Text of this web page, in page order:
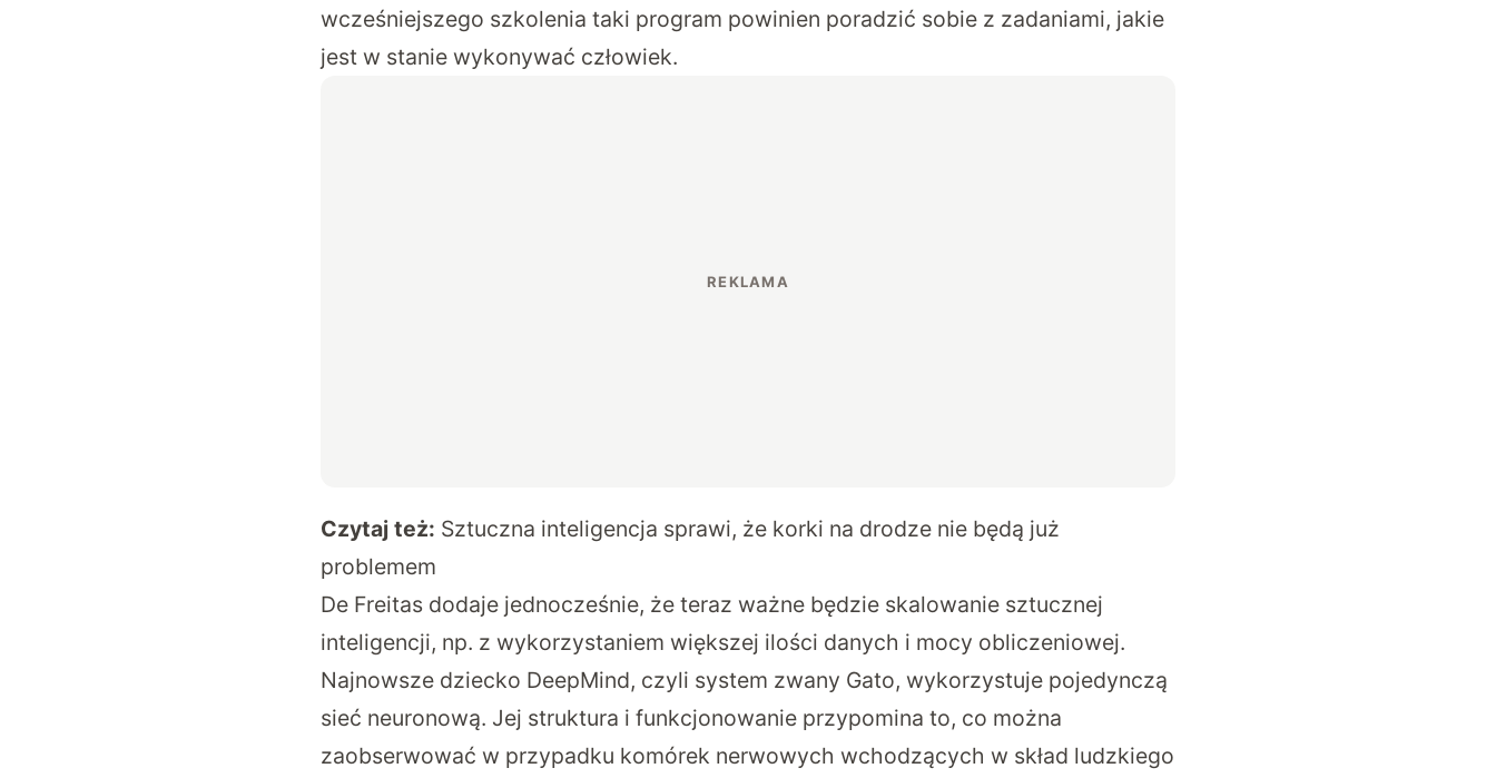
wcześniejszego szkolenia taki program powinien poradzić sobie z zadaniami, jakie
jest w stanie wykonywać człowiek.
Czytaj też: Sztuczna inteligencja sprawi, że korki na drodze nie będą już
problemem
De Freitas dodaje jednocześnie, że teraz ważne będzie skalowanie sztucznej
inteligencji, np. z wykorzystaniem większej ilości danych i mocy obliczeniowej.
Najnowsze dziecko DeepMind, czyli system zwany Gato, wykorzystuje pojedynczą
sieć neuronową. Jej struktura i funkcjonowanie przypomina to, co można
zaobserwować w przypadku komórek nerwowych wchodzących w skład ludzkiego